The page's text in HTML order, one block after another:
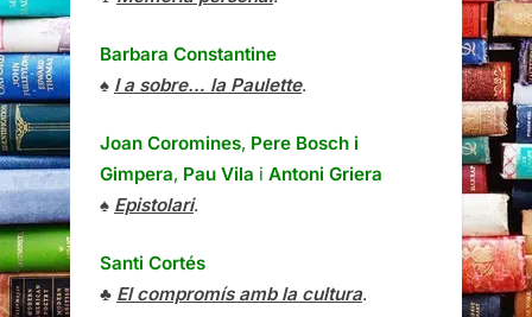
Barbara Constantine
♠ I a sobre… la Paulette.
Joan Coromines, Pere Bosch i
Gimpera, Pau Vila i Antoni Griera
♠ Epistolari.
Santi Cortés
♣ El compromís amb la cultura.